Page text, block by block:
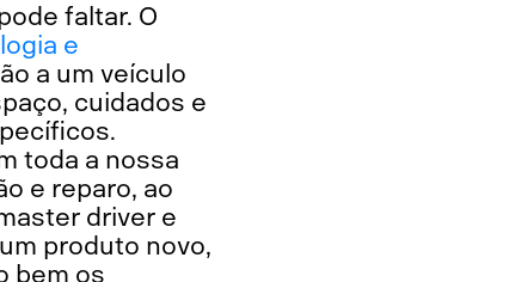
faltar. O
e
a um veículo
cuidados e
toda a nossa
e reparo, ao
driver e
produto novo,
bem os